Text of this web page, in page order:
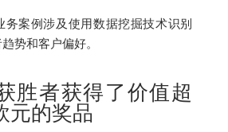
务案例涉及使用数据挖掘技术识别
势和客户偏好。
胜者获得了价值超
元的奖品